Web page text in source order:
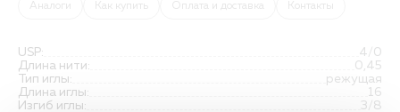
Аналоги Как купить Оплата и доставка Контакты
USP:
4/0
Длина нити:
0,45
Тип иглы:
режущая
Длина иглы:
16
Изгиб иглы:
3/8